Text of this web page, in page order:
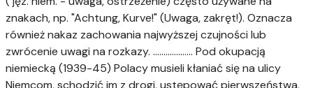
znakach, np. "Achtung, Kurve!" (Uwaga, zakręt!). Oznacza
również nakaz zachowania najwyższej czujności lub
zwrócenie uwagi na rozkazy. ………………. Pod okupacją
niemiecką (1939-45) Polacy musieli kłaniać się na ulicy
Niemcom, schodzić im z drogi, ustępować pierwszeństwa,